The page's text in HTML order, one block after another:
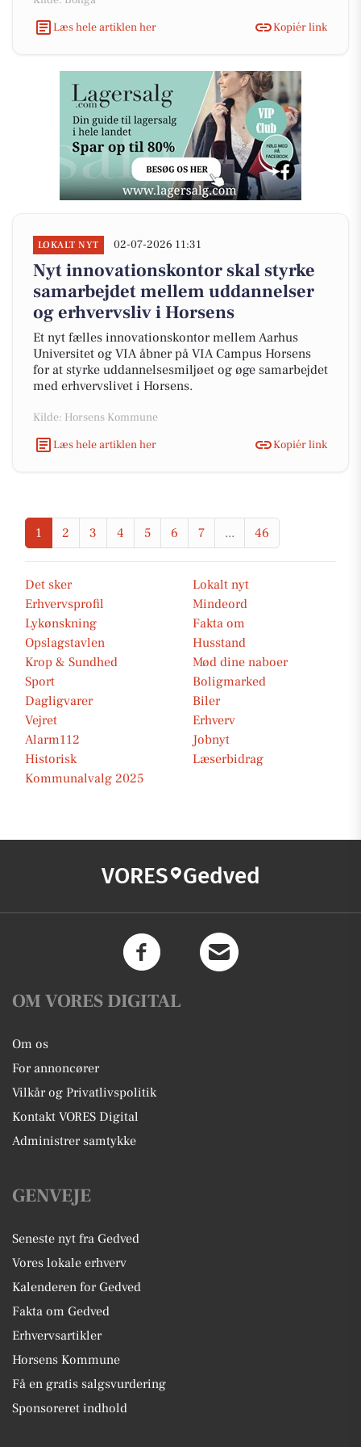
Læs hele artiklen her
Kopiér link
LOKALT NYT 02-07-2026 11:31
Nyt innovationskontor skal styrke
samarbejdet mellem uddannelser
og erhvervsliv i Horsens
Et nyt fælles innovationskontor mellem Aarhus
Universitet og VIA åbner på VIA Campus Horsens
for at styrke uddannelsesmiljøet og øge samarbejdet
med erhvervslivet i Horsens.
Kilde: Horsens Kommune
Læs hele artiklen her
Kopiér link
1 2 3 4 5 6 7 ... 46
Det sker
Lokalt nyt
Erhvervsprofil
Mindeord
Lykønskning
Fakta om
Opslagstavlen
Husstand
Krop & Sundhed
Mød dine naboer
Sport
Boligmarked
Dagligvarer
Biler
Vejret
Erhverv
Alarm112
Jobnyt
Historisk
Læserbidrag
Kommunalvalg 2025
VORES Gedved
OM VORES DIGITAL
Om os
For annoncører
Vilkår og Privatlivspolitik
Kontakt VORES Digital
Administrer samtykke
GENVEJE
Seneste nyt fra Gedved
Vores lokale erhverv
Kalenderen for Gedved
Fakta om Gedved
Erhvervsartikler
Horsens Kommune
Få en gratis salgsvurdering
Sponsoreret indhold